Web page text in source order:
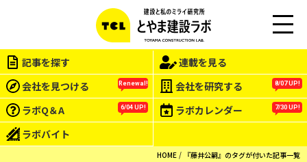
EN
記事を探す
連載を見る
会社を見つける
Renewal! 会社を研究する 8/07 UP!
ラボQ＆A 6/04 UP! ラボカレンダー 7/30 UP!
ラボバイト
HOME 『藤井公嗣』のタグが付いた記事一覧